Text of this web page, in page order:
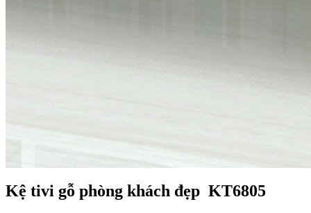
Kệ tivi gỗ phòng khách đẹp KT6805